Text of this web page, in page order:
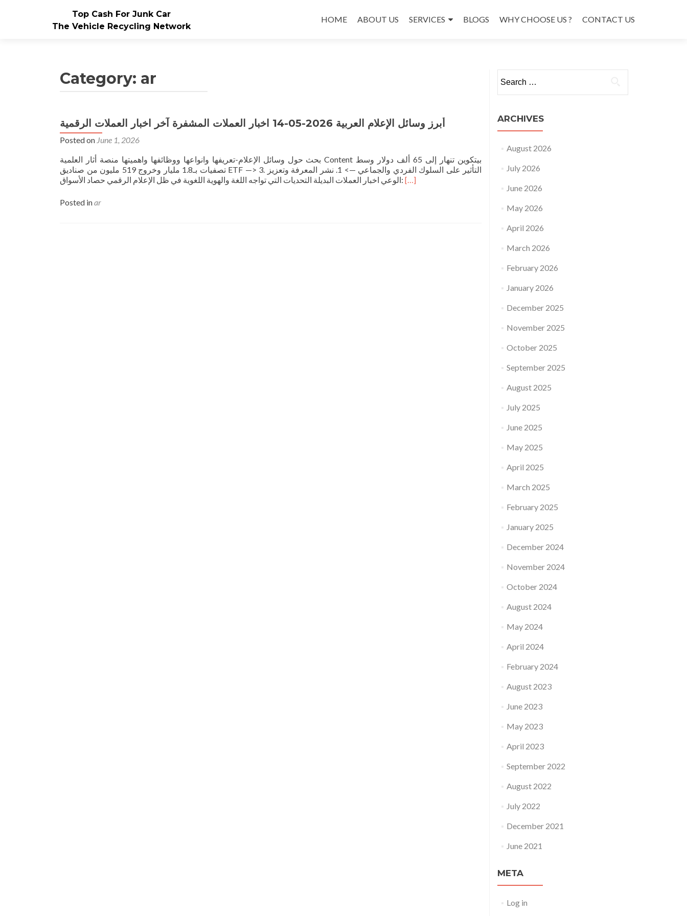
Top Cash For Junk Car
The Vehicle Recycling Network
to
HOME ABOUT US SERVICES BLOGS WHY CHOOSE US ? CONTACT US
Category: ar
أبرز وسائل الإعلام العربية 2026-05-14 اخبار العملات المشفرة آخر اخبار العملات الرقمية
Posted on June 1, 2026
بحث حول وسائل الإعلام-تعريفها وانواعها ووظائفها واهميتها منصة أثار العلمية Content بيتكوين تنهار إلى 65 ألف دولار وسط
تصفيات بـ1.8 مليار وخروج 519 مليون من صناديق ETF —> 3. التأثير على السلوك الفردي والجماعي —> 1. نشر المعرفة وتعزيز
الوعي اخبار العملات البديلة التحديات التي تواجه اللغة والهوية اللغوية في ظل الإعلام الرقمي حصاد الأسواق: Read
[…]
Posted inar
for:
ARCHIVES
August 2026
July 2026
June 2026
May 2026
April 2026
March 2026
February 2026
January 2026
December 2025
November 2025
October 2025
September 2025
August 2025
July 2025
June 2025
May 2025
April 2025
March 2025
February 2025
January 2025
December 2024
November 2024
October 2024
August 2024
May 2024
April 2024
February 2024
August 2023
June 2023
May 2023
April 2023
September 2022
August 2022
July 2022
December 2021
June 2021
META
Log in